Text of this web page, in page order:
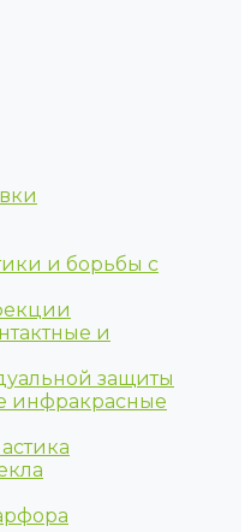
и борьбы с
и
защиты
инфракрасные